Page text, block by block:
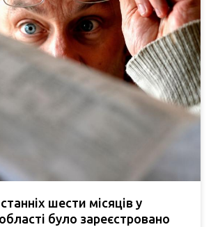
шести місяців у
було зареєстровано